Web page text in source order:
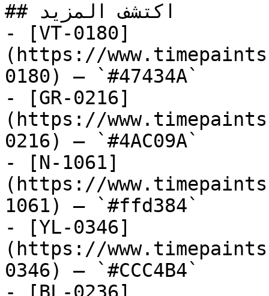
## اكتشف المزيد
- [VT-0180]
(https://
0180) — `#47434A`
- [GR-0216]
(https://
0216) — `#4AC09A`
- [N-1061]
(https://
1061) — `#ffd384`
- [YL-0346]
(https://
0346) — `#CCC4B4`